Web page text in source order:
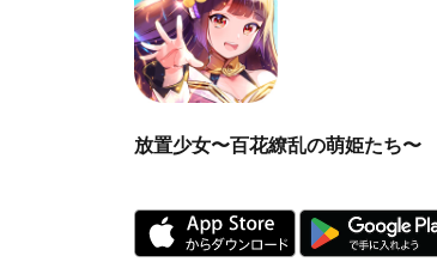
放置少女〜百花繚乱の萌姫たち〜